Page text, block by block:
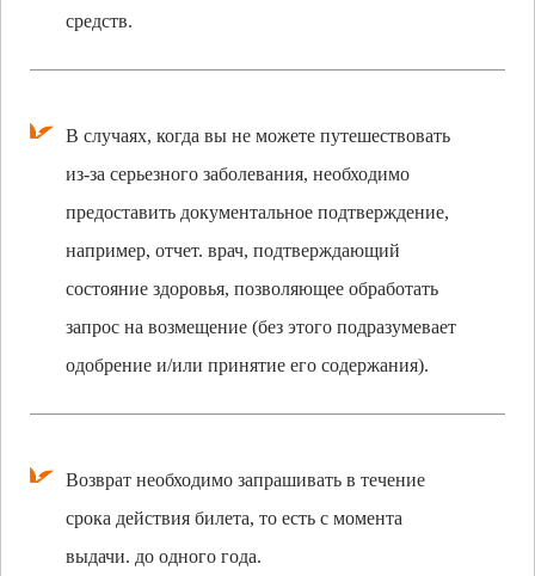
средств.
В случаях, когда вы не можете путешествовать
из-за серьезного заболевания, необходимо
предоставить документальное подтверждение,
например, отчет. врач, подтверждающий
состояние здоровья, позволяющее обработать
запрос на возмещение (без этого подразумевает
одобрение и/или принятие его содержания).
Возврат необходимо запрашивать в течение
срока действия билета, то есть с момента
выдачи. до одного года.